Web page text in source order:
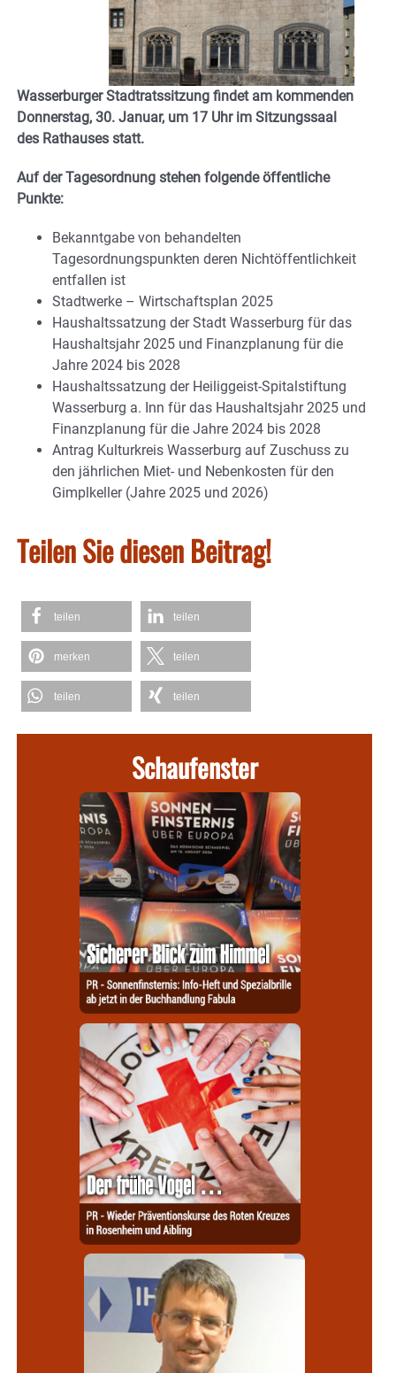
Wasserburger Stadtratssitzung findet am kommenden
Donnerstag, 30. Januar, um 17 Uhr im Sitzungssaal
des Rathauses statt.
Auf der Tagesordnung stehen folgende öffentliche
Punkte:
Bekanntgabe von behandelten
Tagesordnungspunkten deren Nichtöffentlichkeit
entfallen ist
Stadtwerke – Wirtschaftsplan 2025
Haushaltssatzung der Stadt Wasserburg für das
Haushaltsjahr 2025 und Finanzplanung für die
Jahre 2024 bis 2028
Haushaltssatzung der Heiliggeist-Spitalstiftung
Wasserburg a. Inn für das Haushaltsjahr 2025 und
Finanzplanung für die Jahre 2024 bis 2028
Antrag Kulturkreis Wasserburg auf Zuschuss zu
den jährlichen Miet- und Nebenkosten für den
Gimplkeller (Jahre 2025 und 2026)
Teilen Sie diesen Beitrag!
teilen teilen
merken teilen
teilen teilen
Schaufenster